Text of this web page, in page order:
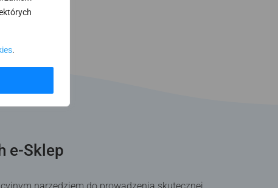
.
e-Sklep
narzędziem do prowadzenia skutecznej